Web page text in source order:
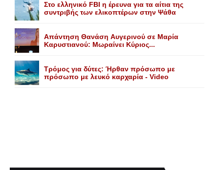
Στο ελληνικό FBI η έρευνα για τα αίτια της
συντριβής των ελικοπτέρων στην Ψάθα
Aπάντηση Θανάση Aυγερινού σε Mαρία
Kαρυστιανού: Mωραίνει Kύριος...
Τρόμος για δύτες: Ήρθαν πρόσωπο με
πρόσωπο με λευκό καρχαρία - Video